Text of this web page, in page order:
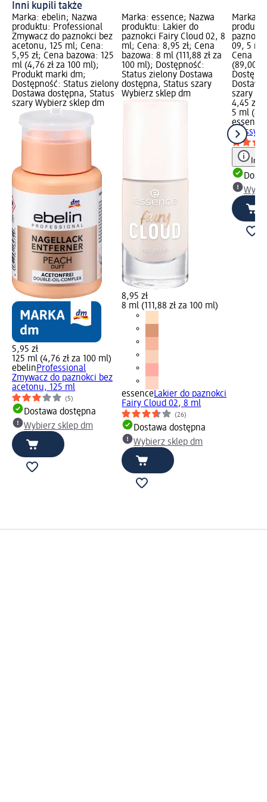
Inni kupili także
Marka: ebelin; Nazwa
produktu: Professional
Zmywacz do paznokci bez
acetonu, 125 ml; Cena:
5,95 zł; Cena bazowa: 125
ml (4,76 zł za 100 ml);
Produkt marki dm;
Dostępność: Status zielony
Dostawa dostępna, Status
szary Wybierz sklep dm
5,95 zł
125 ml (4,76 zł za 100 ml)
ebelinProfessional
Zmywacz do paznokci bez
acetonu, 125 ml
(5)
Dostawa dostępna
Wybierz sklep dm
Marka: essence; Nazwa
produktu: Lakier do
paznokci Fairy Cloud 02, 8
ml; Cena: 8,95 zł; Cena
bazowa: 8 ml (111,88 zł za
100 ml); Dostępność:
Status zielony Dostawa
dostępna, Status szary
Wybierz sklep dm
8,95 zł
8 ml (111,88 zł za 100 ml)
essenceLakier do paznokci
Fairy Cloud 02, 8 ml
(26)
Dostawa dostępna
Wybierz sklep dm
Marka:
09, 5
Cena
(89,00
szary
4,45 zł
5 ml
essence
Glassy